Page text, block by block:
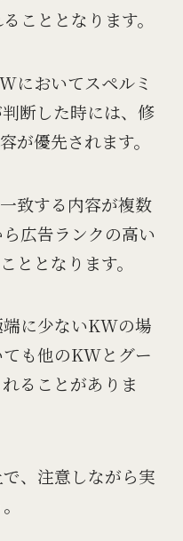
こととなります。
においてスペルミ
断した時には、修
が優先されます。
致する内容が複数
広告ランクの高い
ととなります。
に少ないKWの場
も他のKWとグー
ることがありま
、注意しながら実